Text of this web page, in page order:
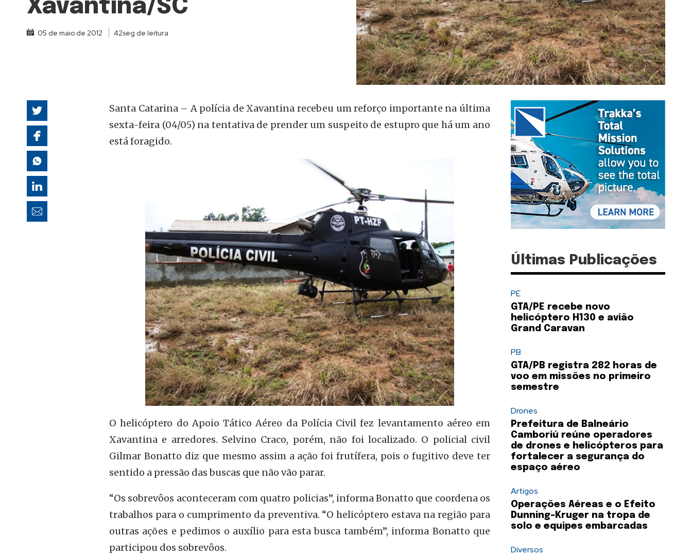
autoridades
Xavantina/SC
05 de maio de 2012 42seg de leitura
Santa Catarina – A polícia de Xavantina recebeu um reforço importante na última
sexta-feira (04/05) na tentativa de prender um suspeito de estupro que há um ano
está foragido.
O helicóptero do Apoio Tático Aéreo da Polícia Civil fez levantamento aéreo em
Xavantina e arredores. Selvino Craco, porém, não foi localizado. O policial civil
Gilmar Bonatto diz que mesmo assim a ação foi frutífera, pois o fugitivo deve ter
sentido a pressão das buscas que não vão parar.
“Os sobrevôos aconteceram com quatro policias”, informa Bonatto que coordena os
trabalhos para o cumprimento da preventiva. “O helicóptero estava na região para
outras ações e pedimos o auxílio para esta busca também”, informa Bonatto que
participou dos sobrevôos.
Últimas Publicações
PE
GTA/PE recebe novo
helicóptero H130 e avião
Grand Caravan
PB
GTA/PB registra 282 horas de
voo em missões no primeiro
semestre
Drones
Prefeitura de Balneário
Camboriú reúne operadores
de drones e helicópteros para
fortalecer a segurança do
espaço aéreo
Artigos
Operações Aéreas e o Efeito
Dunning-Kruger na tropa de
solo e equipes embarcadas
Diversos